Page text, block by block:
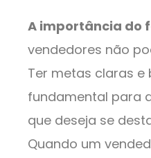
A importância do
vendedores não
Ter metas claras e
fundamental para
que deseja se
Quando um